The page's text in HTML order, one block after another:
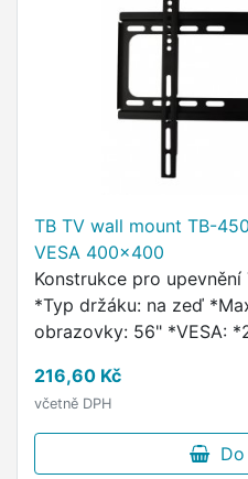
TB TV wall mount TB-
VESA 400x400
Konstrukce pro
*Typ držáku: na zeď
obrazovky: 56" *VESA:
kg *Rohový držák: ne
216,60 Kč
včetně DPH
Do